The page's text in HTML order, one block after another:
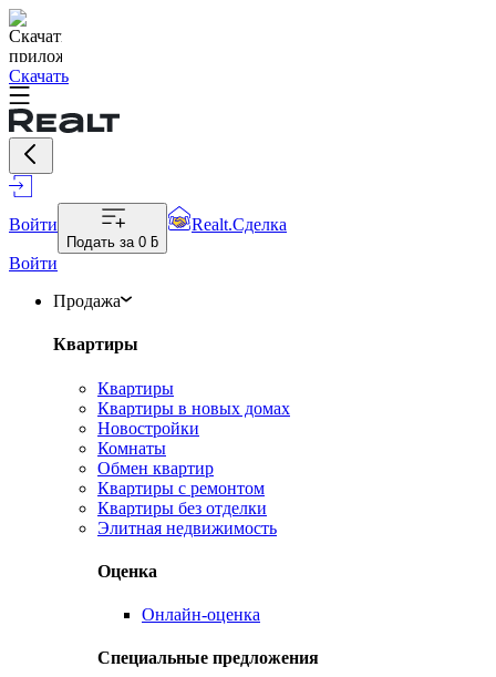
Скачать
Войти
Подать за 0 ƃ
Realt.Сделка
Войти
Продажа
Квартиры
Квартиры
Квартиры в новых домах
Новостройки
Комнаты
Обмен квартир
Квартиры с ремонтом
Квартиры без отделки
Элитная недвижимость
Оценка
Онлайн-оценка
Специальные предложения